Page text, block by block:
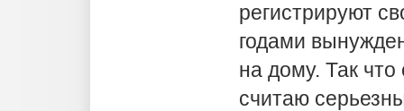
регистрируют
годами
на дому. Так
считаю